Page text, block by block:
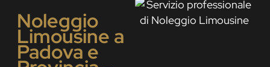
Noleggio
Limousine a
Padova e